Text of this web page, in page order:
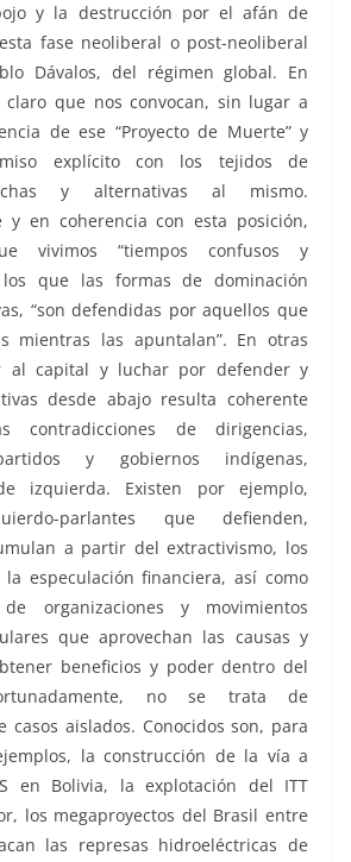
y la destrucción por el afán de
fase neoliberal o post-neoliberal
Dávalos, del régimen global. En
claro que nos convocan, sin lugar a
de ese “Proyecto de Muerte” y
explícito con los tejidos de
y alternativas al mismo.
y en coherencia con esta posición,
vivimos “tiempos confusos y
que las formas de dominación
“son defendidas por aquellos que
mientras las apuntalan”. En otras
al capital y luchar por defender y
desde abajo resulta coherente
contradicciones de dirigencias,
y gobiernos indígenas,
izquierda. Existen por ejemplo,
parlantes que defienden,
a partir del extractivismo, los
la especulación financiera, así como
organizaciones y movimientos
que aprovechan las causas y
beneficios y poder dentro del
no se trata de
casos aislados. Conocidos son, para
la construcción de la vía a
en Bolivia, la explotación del ITT
los megaproyectos del Brasil entre
las represas hidroeléctricas de